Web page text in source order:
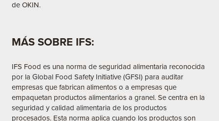
de OKIN.
MÁS SOBRE IFS:
IFS Food es una norma de seguridad alimentaria reconocida
por la Global Food Safety Initiative (GFSI) para auditar
empresas que fabrican alimentos o a empresas que
empaquetan productos alimentarios a granel. Se centra en la
seguridad y calidad alimentaria de los productos
procesados. Esta norma aplica cuando los productos son